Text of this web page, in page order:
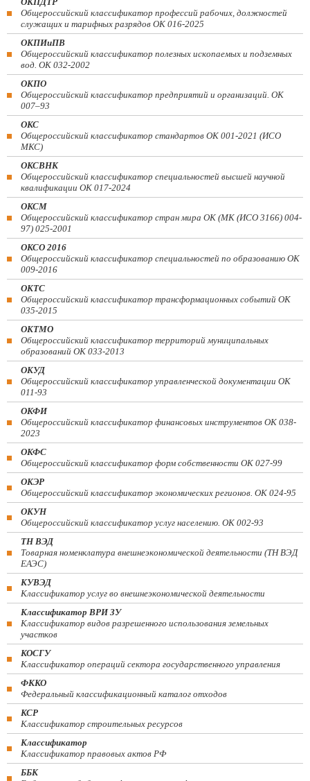
Общероссийский классификатор профессий рабочих, должностей
служащих и тарифных разрядов ОК 016-2025
ОКПИиПВ
Общероссийский классификатор полезных ископаемых и подземных
вод. ОК 032-2002
ОКПО
Общероссийский классификатор предприятий и организаций. ОК
007–93
ОКС
Общероссийский классификатор стандартов ОК 001-2021 (ИСО
МКС)
ОКСВНК
Общероссийский классификатор специальностей высшей научной
квалификации ОК 017-2024
ОКСМ
Общероссийский классификатор стран мира ОК (МК (ИСО 3166) 004-
97) 025-2001
ОКСО 2016
Общероссийский классификатор специальностей по образованию ОК
009-2016
ОКТС
Общероссийский классификатор трансформационных событий ОК
035-2015
ОКТМО
Общероссийский классификатор территорий муниципальных
образований ОК 033-2013
ОКУД
Общероссийский классификатор управленческой документации ОК
011-93
ОКФИ
Общероссийский классификатор финансовых инструментов OK 038-
2023
ОКФС
Общероссийский классификатор форм собственности ОК 027-99
ОКЭР
Общероссийский классификатор экономических регионов. ОК 024-95
ОКУН
Общероссийский классификатор услуг населению. ОК 002-93
ТН ВЭД
Товарная номенклатура внешнеэкономической деятельности (ТН ВЭД
ЕАЭС)
КУВЭД
Классификатор услуг во внешнеэкономической деятельности
Классификатор ВРИ ЗУ
Классификатор видов разрешенного использования земельных
участков
КОСГУ
Классификатор операций сектора государственного управления
ФККО
Федеральный классификационный каталог отходов
КСР
Классификатор строительных ресурсов
Классификатор
Классификатор правовых актов РФ
ББК